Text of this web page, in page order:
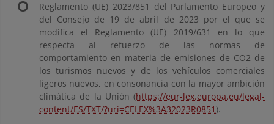
Reglamento (UE) 2023/851 del Parlamento Europeo y
del Consejo de 19 de abril de 2023 por el que se
modifica el Reglamento (UE) 2019/631 en lo que
respecta al refuerzo de las normas de
comportamiento en materia de emisiones de CO2 de
los turismos nuevos y de los vehículos comerciales
ligeros nuevos, en consonancia con la mayor ambición
climática de la Unión (https://eur-lex.europa.eu/legal-
content/ES/TXT/?uri=CELEX%3A32023R0851 ).